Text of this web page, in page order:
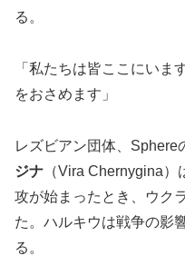
る。
「私たちは皆ここにいま
をおさめます」
レズビアン団体、Sphere
ジナ （Vira Chernygina
攻が始まったとき、ウク
た。ハルキウは戦争の影
る。